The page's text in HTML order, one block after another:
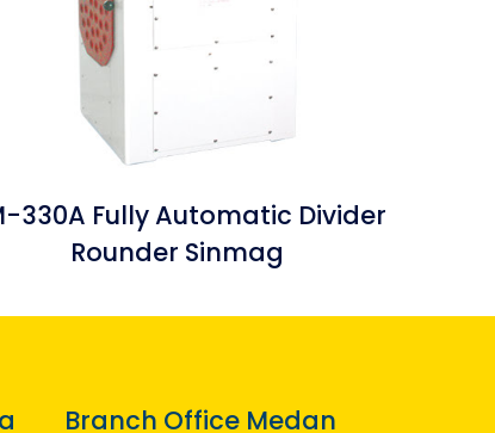
330A Fully Automatic Divider
Rounder Sinmag
Branch Office Medan